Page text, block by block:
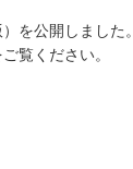
を公開しました。
覧ください。